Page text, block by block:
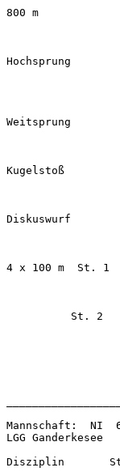
800 m
Hochsprung
Weitsprung
Kugelstoß
Diskuswurf
4 x 100 m  St.
St. 2
Mannschaft:
LGG
Disziplin       St-